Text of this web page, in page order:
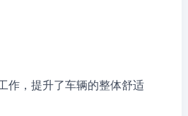
作，提升了车辆的整体舒适